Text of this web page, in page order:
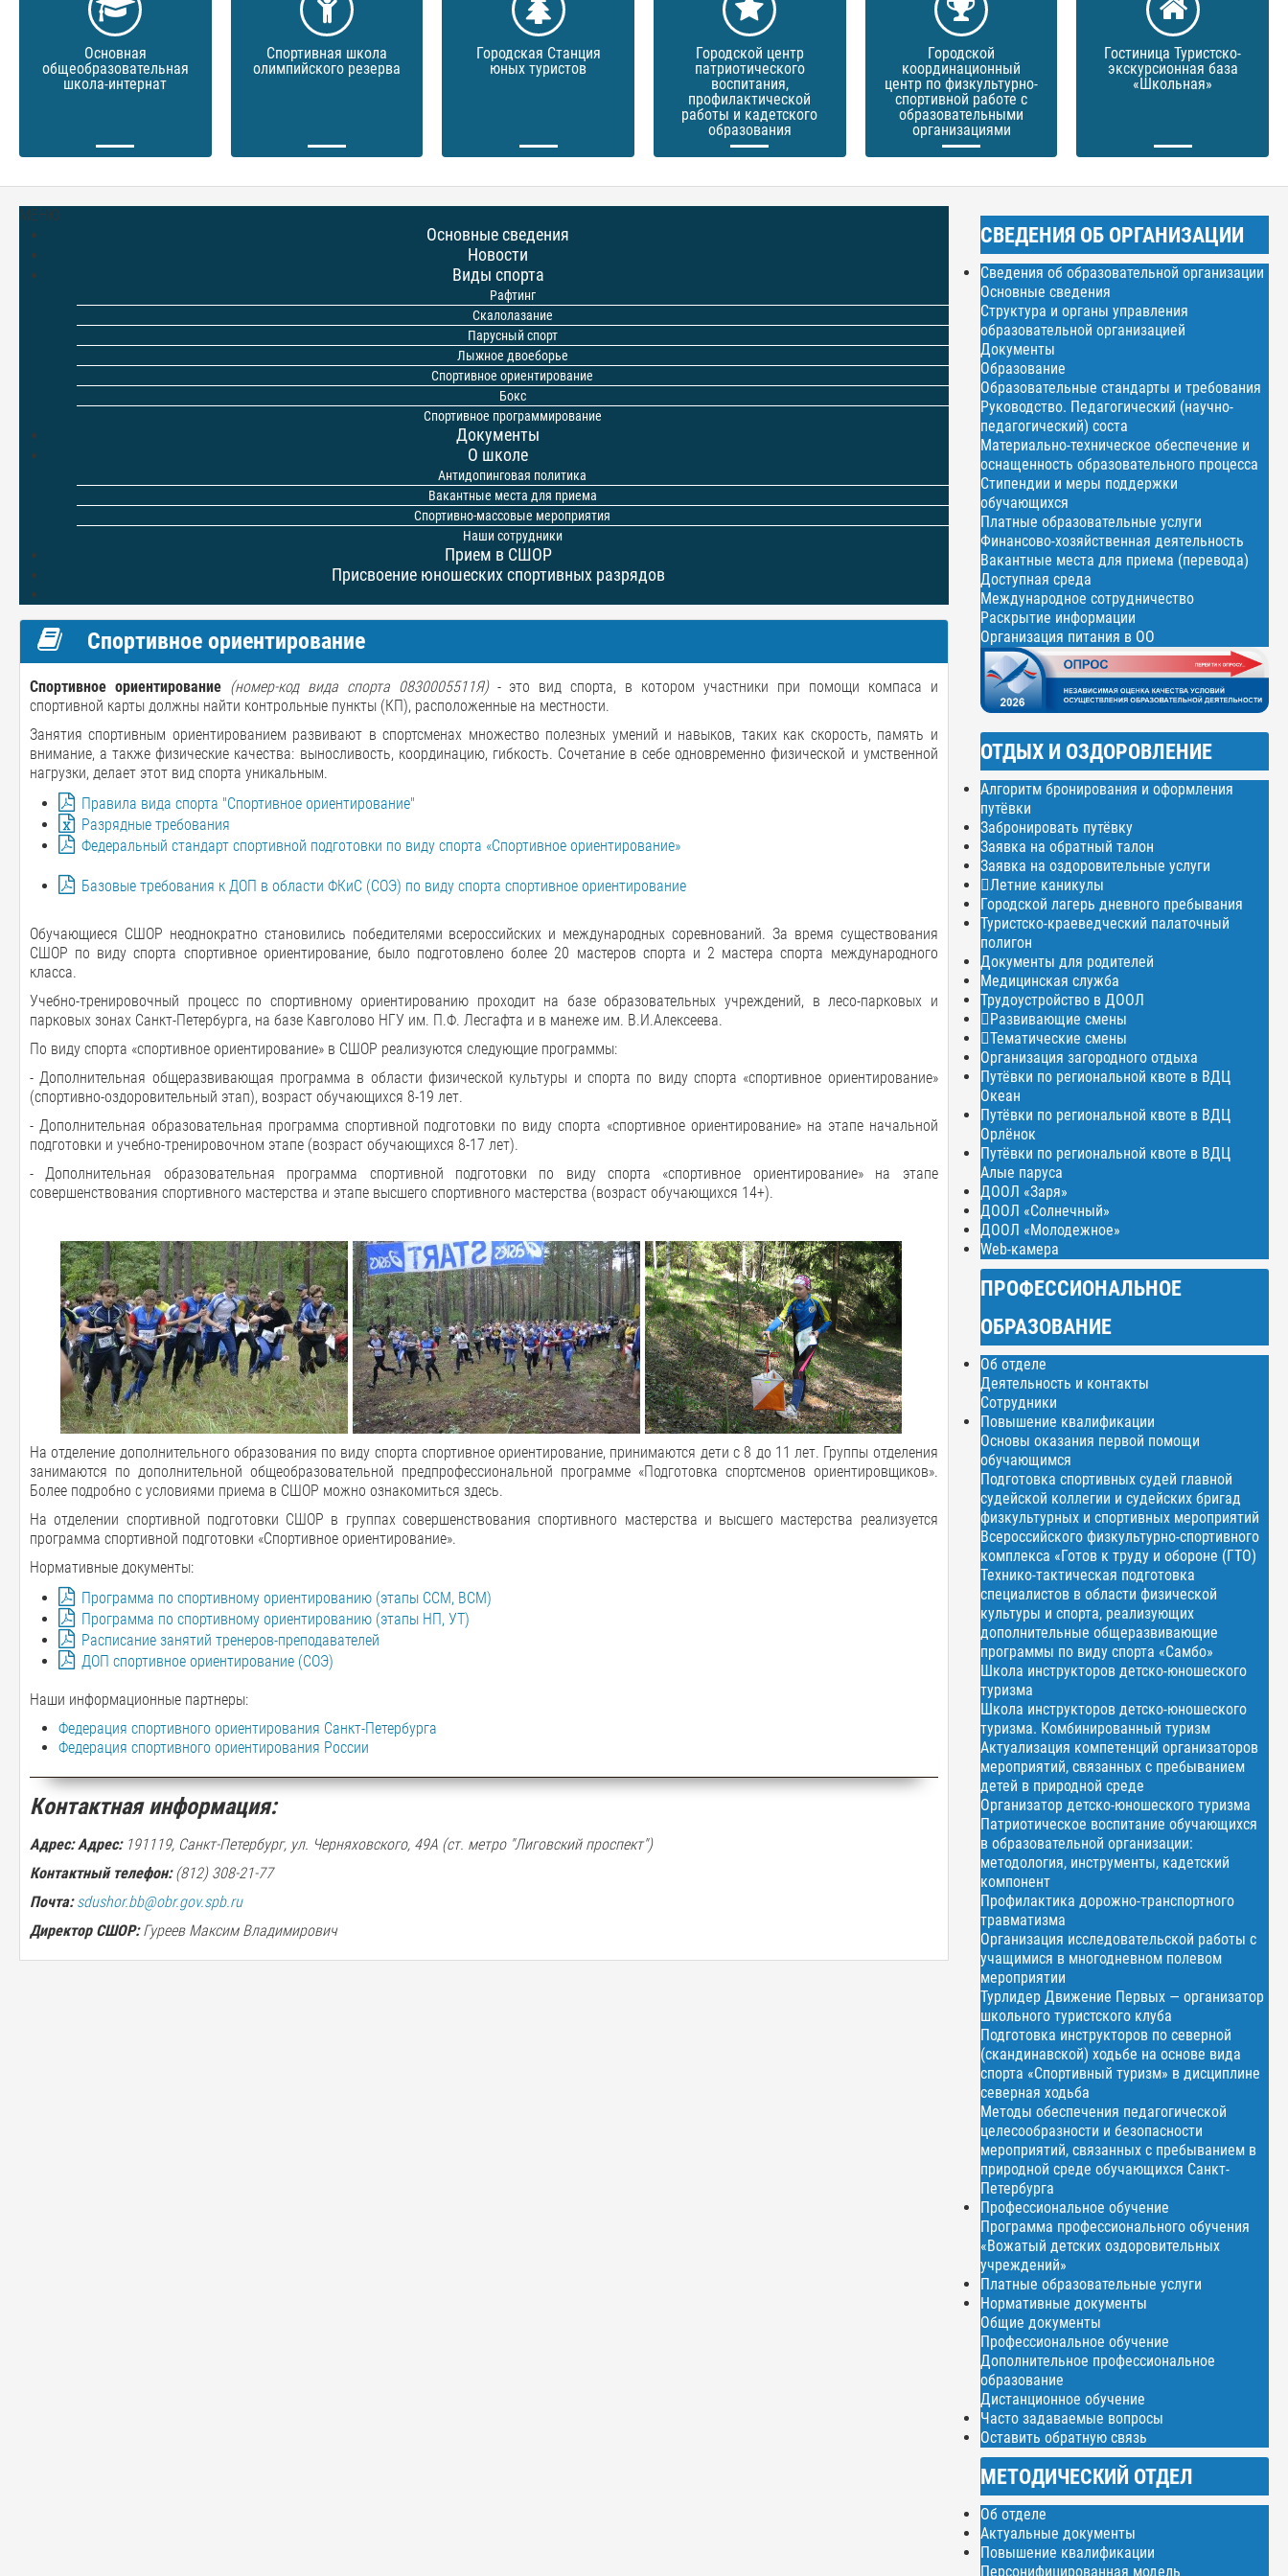
Основная
общеобразовательная
школа-интернат
Спортивная школа
олимпийского резерва
Городская Станция
юных туристов
Городской центр
патриотического
воспитания,
профилактической
работы и кадетского
образования
Городской
координационный
центр по физкультурно-
спортивной работе с
образовательными
организациями
Гостиница Туристско-
экскурсионная база
«Школьная»
МЕНЮ
Основные сведения
Новости
Виды спорта
Рафтинг
Скалолазание
Парусный спорт
Лыжное двоеборье
Спортивное ориентирование
Бокс
Спортивное программирование
Документы
О школе
Антидопинговая политика
Вакантные места для приема
Спортивно-массовые мероприятия
Наши сотрудники
Прием в СШОР
Присвоение юношеских спортивных разрядов
Спортивное ориентирование
Спортивное ориентирование (номер-код вида спорта 0830005511Я)- это вид спорта, в котором участники при помощи компаса и
спортивной карты должны найти контрольные пункты (КП), расположенные на местности.
Занятия спортивным ориентированием развивают в спортсменах множество полезных умений и навыков, таких как скорость, память и
внимание, а также физические качества: выносливость, координацию, гибкость. Сочетание в себе одновременно физической и умственной
нагрузки, делает этот вид спорта уникальным.
Правила вида спорта "Спортивное ориентирование"
Разрядные требования
Федеральный стандарт спортивной подготовки по виду спорта «Спортивное ориентирование»
Базовые требования к ДОП в области ФКиС (СОЭ) по виду спорта спортивное ориентирование
Обучающиеся СШОР неоднократно становились победителями всероссийских и международных соревнований. За время существования
СШОР по виду спорта спортивное ориентирование, было подготовлено более 20 мастеров спорта и 2 мастера спорта международного
класса.
Учебно-тренировочный процесс по спортивному ориентированию проходит на базе образовательных учреждений, в лесо-парковых и
парковых зонах Санкт-Петербурга, на базе Кавголово НГУ им. П.Ф. Лесгафта и в манеже им. В.И.Алексеева.
По виду спорта «спортивное ориентирование» в СШОР реализуются следующие программы:
- Дополнительная общеразвивающая программа в области физической культуры и спорта по виду спорта «спортивное ориентирование»
(спортивно-оздоровительный этап), возраст обучающихся 8-19 лет.
- Дополнительная образовательная программа спортивной подготовки по виду спорта «спортивное ориентирование» на этапе начальной
подготовки и учебно-тренировочном этапе (возраст обучающихся 8-17 лет).
- Дополнительная образовательная программа спортивной подготовки по виду спорта «спортивное ориентирование» на этапе
совершенствования спортивного мастерства и этапе высшего спортивного мастерства (возраст обучающихся 14+).
На отделение дополнительного образования по виду спорта спортивное ориентирование, принимаются дети с 8 до 11 лет. Группы отделения
занимаются по дополнительной общеобразовательной предпрофессиональной программе «Подготовка спортсменов ориентировщиков».
Более подробно с условиями приема в СШОР можно ознакомиться здесь.
На отделении спортивной подготовки СШОР в группах совершенствования спортивного мастерства и высшего мастерства реализуется
программа спортивной подготовки «Спортивное ориентирование».
Нормативные документы:
Программа по спортивному ориентированию (этапы ССМ, ВСМ)
Программа по спортивному ориентированию (этапы НП, УТ)
Расписание занятий тренеров-преподавателей
ДОП спортивное ориентирование (СОЭ)
Наши информационные партнеры:
Федерация спортивного ориентирования Санкт-Петербурга
Федерация спортивного ориентирования России
Контактная информация:
Адрес: Адрес:191119, Санкт-Петербург, ул. Черняховского, 49А (ст. метро "Лиговский проспект")
Контактный телефон:(812) 308-21-77
Почта:sdushor.bb@obr.gov.spb.ru
Директор СШОР:Гуреев Максим Владимирович
СВЕДЕНИЯ ОБ ОРГАНИЗАЦИИ
Сведения об образовательной организации
Основные сведения
Структура и органы управления
образовательной организацией
Документы
Образование
Образовательные стандарты и требования
Руководство. Педагогический (научно-
педагогический) соста
Материально-техническое обеспечение и
оснащенность образовательного процесса
Стипендии и меры поддержки
обучающихся
Платные образовательные услуги
Финансово-хозяйственная деятельность
Вакантные места для приема (перевода)
Доступная среда
Международное сотрудничество
Раскрытие информации
Организация питания в ОО
ОТДЫХ И ОЗДОРОВЛЕНИЕ
Алгоритм бронирования и оформления
путёвки
Забронировать путёвку
Заявка на обратный талон
Заявка на оздоровительные услуги
Летние каникулы
Городской лагерь дневного пребывания
Туристско-краеведческий палаточный
полигон
Документы для родителей
Медицинская служба
Трудоустройство в ДООЛ
Развивающие смены
Тематические смены
Организация загородного отдыха
Путёвки по региональной квоте в ВДЦ
Океан
Путёвки по региональной квоте в ВДЦ
Орлёнок
Путёвки по региональной квоте в ВДЦ
Алые паруса
ДООЛ «Заря»
ДООЛ «Солнечный»
ДООЛ «Молодежное»
Web-камера
ПРОФЕССИОНАЛЬНОЕ
ОБРАЗОВАНИЕ
Об отделе
Деятельность и контакты
Сотрудники
Повышение квалификации
Основы оказания первой помощи
обучающимся
Подготовка спортивных судей главной
судейской коллегии и судейских бригад
физкультурных и спортивных мероприятий
Всероссийского физкультурно-спортивного
комплекса «Готов к труду и обороне (ГТО)
Технико-тактическая подготовка
специалистов в области физической
культуры и спорта, реализующих
дополнительные общеразвивающие
программы по виду спорта «Самбо»
Школа инструкторов детско-юношеского
туризма
Школа инструкторов детско-юношеского
туризма. Комбинированный туризм
Актуализация компетенций организаторов
мероприятий, связанных с пребыванием
детей в природной среде
Организатор детско-юношеского туризма
Патриотическое воспитание обучающихся
в образовательной организации:
методология, инструменты, кадетский
компонент
Профилактика дорожно-транспортного
травматизма
Организация исследовательской работы с
учащимися в многодневном полевом
мероприятии
Турлидер Движение Первых — организатор
школьного туристского клуба
Подготовка инструкторов по северной
(скандинавской) ходьбе на основе вида
спорта «Спортивный туризм» в дисциплине
северная ходьба
Методы обеспечения педагогической
целесообразности и безопасности
мероприятий, связанных с пребыванием в
природной среде обучающихся Санкт-
Петербурга
Профессиональное обучение
Программа профессионального обучения
«Вожатый детских оздоровительных
учреждений»
Платные образовательные услуги
Нормативные документы
Общие документы
Профессиональное обучение
Дополнительное профессиональное
образование
Дистанционное обучение
Часто задаваемые вопросы
Оставить обратную связь
МЕТОДИЧЕСКИЙ ОТДЕЛ
Об отделе
Актуальные документы
Повышение квалификации
Персонифицированная модель